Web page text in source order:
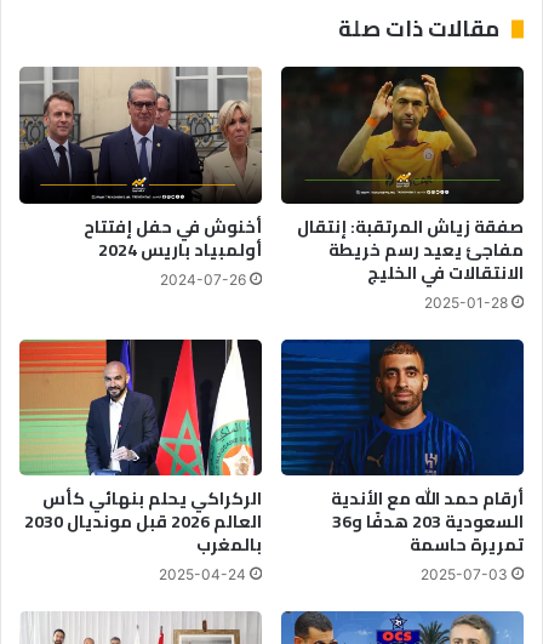
مقالات ذات صلة
صفقة زياش المرتقبة: إنتقال
مفاجئ يعيد رسم خريطة
الانتقالات في الخليج
2025-01-28
أخنوش في حفل إفتتاح
أولمبياد باريس 2024
2024-07-26
أرقام حمد الله مع الأندية
السعودية 203 هدفًا و36
تمريرة حاسمة
2025-07-03
الركراكي يحلم بنهائي كأس
العالم 2026 قبل مونديال 2030
بالمغرب
2025-04-24